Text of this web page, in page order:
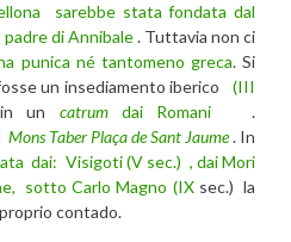
sarebbe stata fondata dal
padre di Annibale. Tuttavia non ci
punica né tantomeno greca. Si
un insediamento iberico
(III
in un catrumdai Romani
.
Mons Taber Plaça de Sant Jaume. In
dai: Visigoti (V sec.) , dai Mori
sotto Carlo Magno (IXsec.) la
contado.